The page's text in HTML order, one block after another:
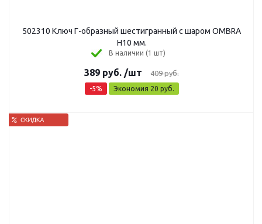
502310 Ключ Г-образный шестигранный с шаром OMBRA
H10 мм.
В наличии (1 шт)
389 руб. /шт 409руб.
-5% Экономия 20 руб.